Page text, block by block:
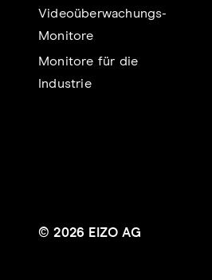
Videoüberwachungs-
Monitore
Monitore für die
Industrie
© 2026 EIZO AG